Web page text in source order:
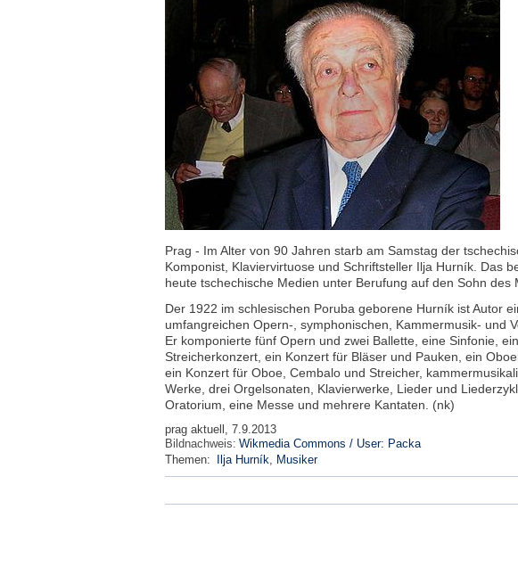
Prag - Im Alter von 90 Jahren starb am Samstag der
Komponist, Klaviervirtuose und Schriftsteller Ilja Hurník. Das
heute tschechische Medien unter Berufung auf den Sohn des
Der 1922 im schlesischen Poruba geborene Hurník ist Autor
umfangreichen Opern-, symphonischen, Kammermusik- und
Er komponierte fünf Opern und zwei Ballette, eine Sinfonie, ein
Streicherkonzert, ein Konzert für Bläser und Pauken, ein
ein Konzert für Oboe, Cembalo und Streicher,
Werke, drei Orgelsonaten, Klavierwerke, Lieder und
Oratorium, eine Messe und mehrere Kantaten. (nk)
prag aktuell, 7.9.2013
Bildnachweis: Wikmedia Commons / User: Packa
Themen:
Ilja Hurník, Musiker